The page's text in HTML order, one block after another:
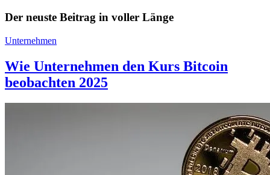
Der neuste Beitrag in voller Länge
Unternehmen
Wie Unternehmen den Kurs Bitcoin
beobachten 2025